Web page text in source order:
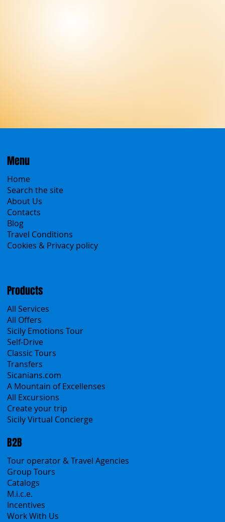
Menu
Home
Search the site
About Us
Contacts
Blog
Travel Conditions
Cookies & Privacy policy
Products
All Services
All Offers
Sicily Emotions Tour
Self-Drive
Classic Tours
Transfers
Sicanians.com
A Mountain of Excellenses
All Excursions
Create your trip
Sicily Virtual Concierge
B2B
Tour operator & Travel Agencies
Group Tours
Catalogs
M.i.c.e.
Incentives
Work With Us